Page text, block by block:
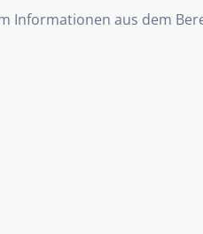
Informationen aus dem